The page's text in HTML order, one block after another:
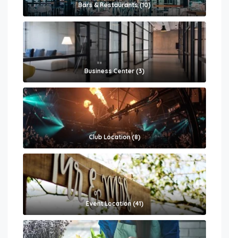
Bars & Restaurants (10)
Business Center (3)
Club Location (8)
Event Location (41)